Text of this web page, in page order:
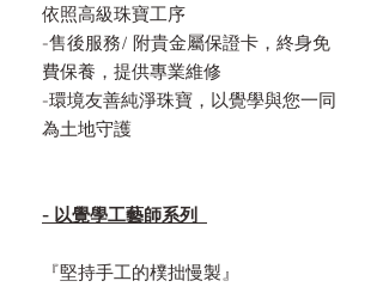
依照高級珠寶工序
-售後服務/ 附貴金屬保證卡，終身免
費保養，提供專業維修
-環境友善純淨珠寶，以覺學與您一同
為土地守護
- 以覺學工藝師系列
『堅持手工的樸拙慢製』